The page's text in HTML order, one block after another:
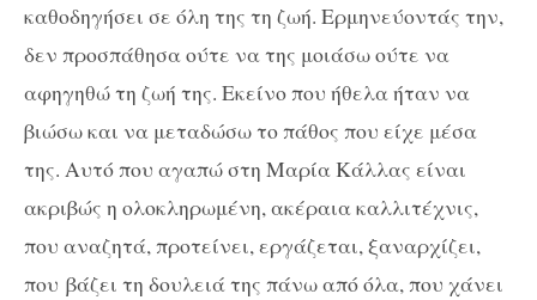
καθοδηγήσει σε όλη της τη ζωή. Ερμηνεύοντάς την,
δεν προσπάθησα ούτε να της μοιάσω ούτε να
αφηγηθώ τη ζωή της. Εκείνο που ήθελα ήταν να
βιώσω και να μεταδώσω το πάθος που είχε μέσα
της. Αυτό που αγαπώ στη Μαρία Κάλλας είναι
ακριβώς η ολοκληρωμένη, ακέραια καλλιτέχνις,
που αναζητά, προτείνει, εργάζεται, ξαναρχίζει,
που βάζει τη δουλειά της πάνω από όλα, που χάνει